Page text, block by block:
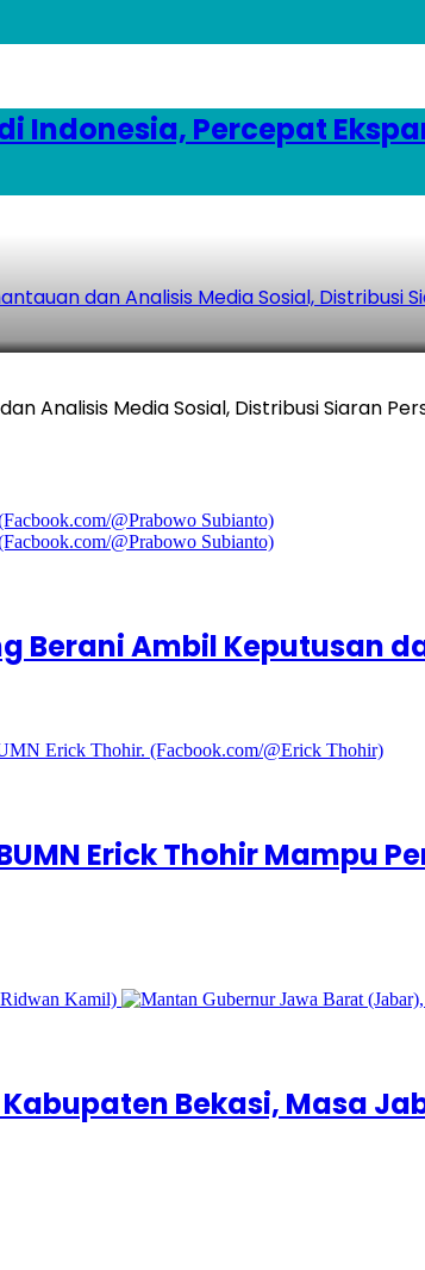
di Indonesia, Percepat
dan Analisis Media Sosial, Distribusi
Analisis Media Sosial, Distribusi Siaran
Berani Ambil Keputusan
Erick Thohir Mampu
Bekasi, Masa